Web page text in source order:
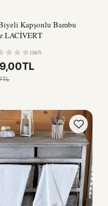
Kapşonlu Bambu
LACİVERT
(367)